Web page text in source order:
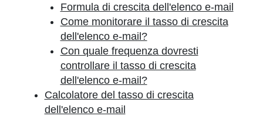
Formula di crescita dell'elenco e-mail
Come monitorare il tasso di crescita
dell'elenco e-mail?
Con quale frequenza dovresti
controllare il tasso di crescita
dell'elenco e-mail?
Calcolatore del tasso di crescita
dell'elenco e-mail